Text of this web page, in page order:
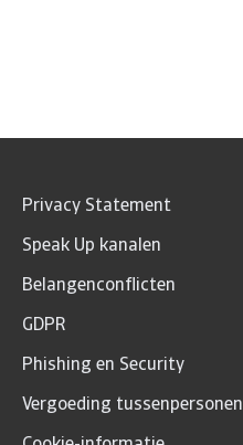
Privacy Statement
Speak Up kanalen
Belangenconflicten
GDPR
Phishing en Security
Vergoeding tussenpersonen